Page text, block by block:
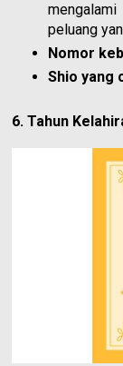
peluang
Nomor
Shio yang
6. Tahun